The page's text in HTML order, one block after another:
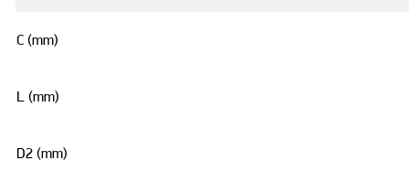
C (mm)
L (mm)
D2 (mm)